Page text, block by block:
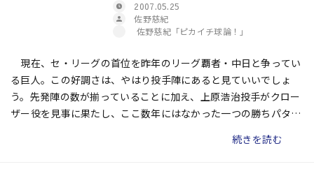
2007.05.25
佐野慈紀
佐野慈紀「ピカイチ球論！」
現在、セ・リーグの首位を昨年のリーグ覇者・中日と争ってい
る巨人。この好調さは、やはり投手陣にあると見ていいでしょ
う。先発陣の数が揃っていることに加え、上原浩治投手がクロー
ザー役を見事に果たし、ここ数年にはなかった一つの勝ちパター
続きを読む